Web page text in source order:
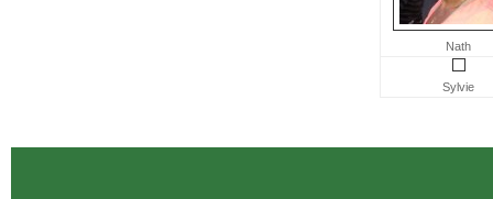
Nath
Sylvie